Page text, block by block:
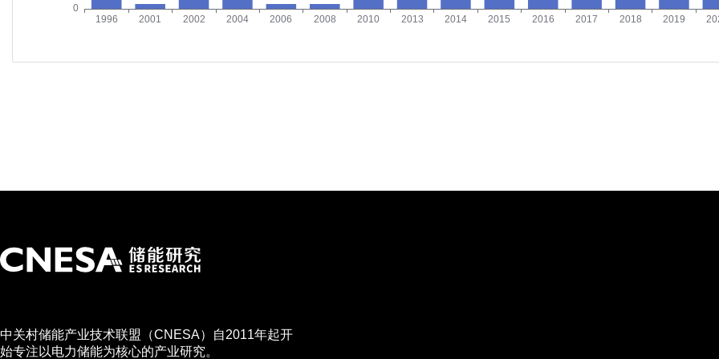
中关村储能产业技术联盟（CNESA）自2011年起开
始专注以电力储能为核心的产业研究。